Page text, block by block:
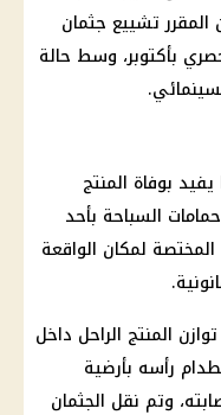
المقرر تشييع جثمان
بأكتوبر، وسط حالة
بوفاة المنتج
السباحة بأحد
لمكان الواقعة
المنتج الراحل داخل
رأسه بأرضية
وتم نقل الجثمان